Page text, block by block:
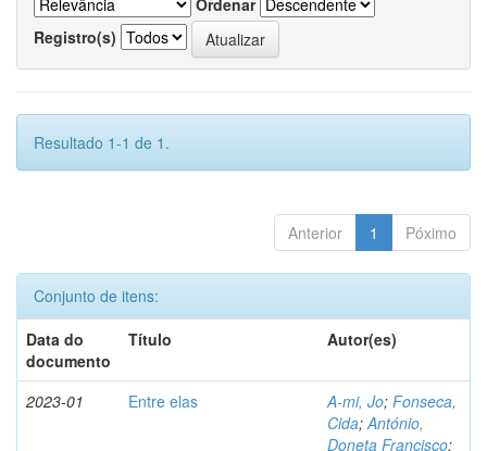
Ordenar
Registro(s)
Resultado 1-1 de 1.
Anterior 1 Póximo
Conjunto de itens:
Data do
documento
Título Autor(es)
2023-01 Entre elas A-mi, Jo; Fonseca,
Cida;António,
Doneta Francisco;